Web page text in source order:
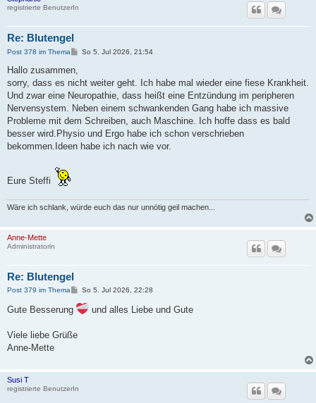
registrierte BenutzerIn
Re: Blutengel
Post 378 im Thema
B
r
a
So 5. Jul 2026, 21:54
Hallo zusammen,
sorry, dass es nicht weiter geht. Ich habe mal wieder eine fiese Krankheit.
Und zwar eine Neuropathie, dass heißt eine Entzündung im peripheren
Nervensystem. Neben einem schwankenden Gang habe ich massive
Probleme mit dem Schreiben, auch Maschine. Ich hoffe dass es bald
besser wird.Physio und Ergo habe ich schon verschrieben
bekommen.Ideen habe ich nach wie vor.
Eure Steffi
Wäre ich schlank, würde euch das nur unnötig geil machen...
Anne-Mette
Administratorin
Re: Blutengel
Post 379 im Thema
B
i
t
So 5. Jul 2026, 22:28
Gute Besserung und alles Liebe und Gute
Viele liebe Grüße
Anne-Mette
Susi T
registrierte BenutzerIn